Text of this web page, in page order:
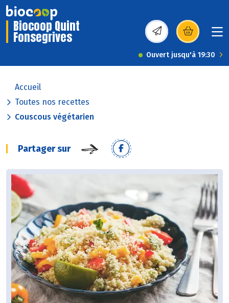
Biocoop Quint
Fonsegrives (s’ouvre dans une
Ouvert jusqu'à 19:30
Accueil
Toutes nos recettes
Couscous végétarien
Partager sur